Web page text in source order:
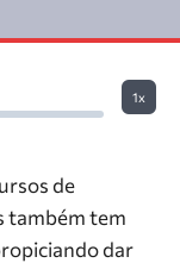
1x
de
também tem
dar